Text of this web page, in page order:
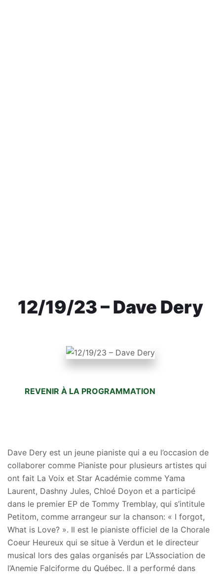
12/19/23 – Dave Dery
REVENIR À LA PROGRAMMATION
Dave Dery est un jeune pianiste qui a eu l’occasion de
collaborer comme Pianiste pour plusieurs artistes qui
ont fait La Voix et Star Académie comme Yama
Laurent, Dashny Jules, Chloé Doyon et a participé
dans le premier EP de Tommy Tremblay, qui s’intitule
Petitom, comme arrangeur sur la chanson: « I forgot,
What is Love? ». Il est le pianiste officiel de la Chorale
Coeur Heureux qui se situe à Verdun et le directeur
musical lors des galas organisés par L’Association de
l’Anemie Falciforme du Québec. Il a performé dans